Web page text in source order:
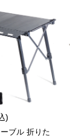
)
ブル 折りた